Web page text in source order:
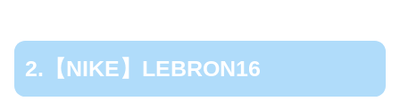
2.【NIKE】LEBRON16